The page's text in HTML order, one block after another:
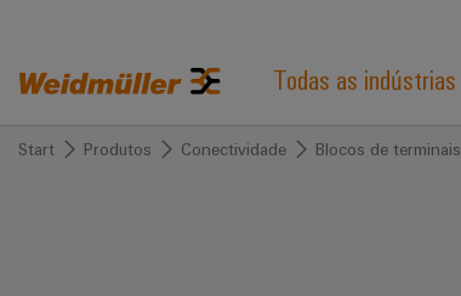
Todas as indústrias
Start Produtos Conectividade Blocos de terminais